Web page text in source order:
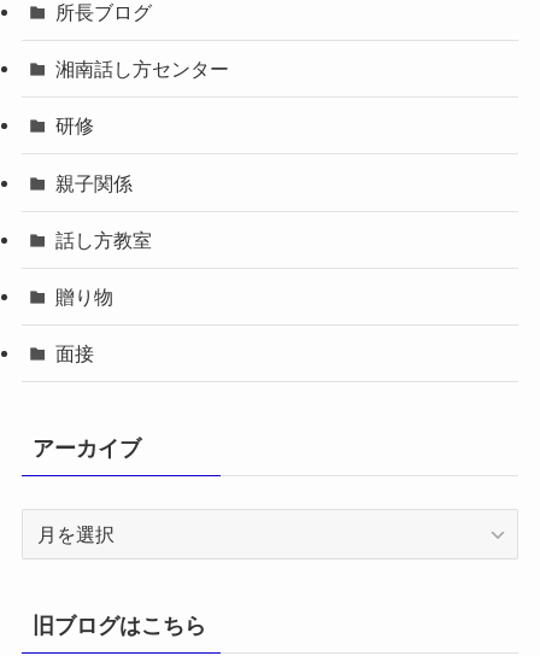
所長ブログ
湘南話し方センター
研修
親子関係
話し方教室
贈り物
面接
アーカイブ
イ
ブ
旧ブログはこちら